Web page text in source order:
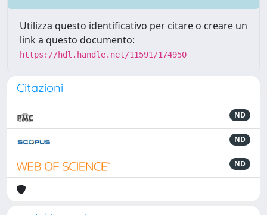
Utilizza questo identificativo per citare o creare un
link a questo documento:
https://hdl.handle.net/11591/174950
Citazioni
ND
ND
ND